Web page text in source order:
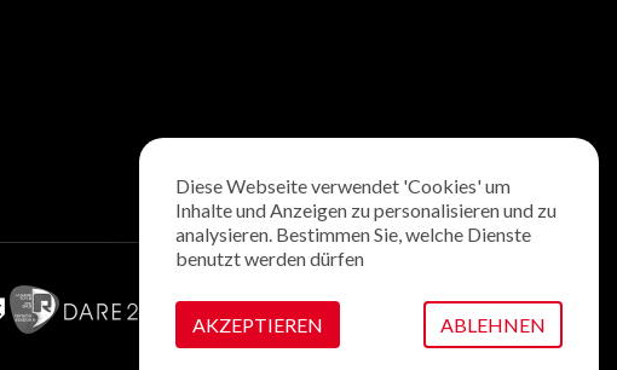
Diese Webseite verwendet 'Cookies' um
Inhalte und Anzeigen zu personalisieren und zu
analysieren. Bestimmen Sie, welche Dienste
benutzt werden dürfen
AKZEPTIEREN ABLEHNEN